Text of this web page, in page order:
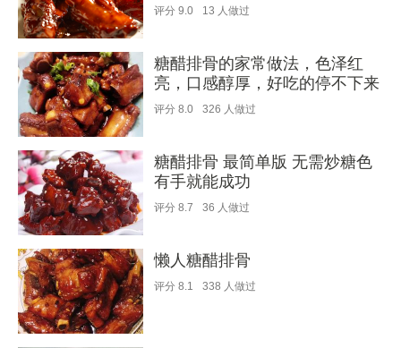
评分 9.0 13 人做过
糖醋排骨的家常做法，色泽红
亮，口感醇厚，好吃的停不下来
评分 8.0 326 人做过
糖醋排骨 最简单版 无需炒糖色
有手就能成功
评分 8.7 36 人做过
懒人糖醋排骨
评分 8.1 338 人做过